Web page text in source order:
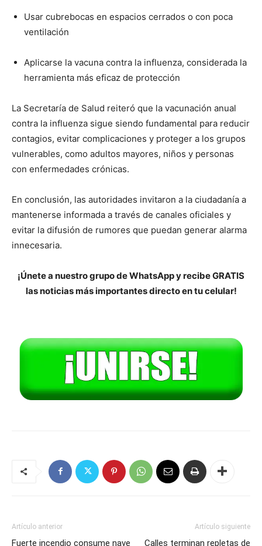
Usar cubrebocas en espacios cerrados o con poca
ventilación
Aplicarse la vacuna contra la influenza, considerada la
herramienta más eficaz de protección
La Secretaría de Salud reiteró que la vacunación anual
contra la influenza sigue siendo fundamental para reducir
contagios, evitar complicaciones y proteger a los grupos
vulnerables, como adultos mayores, niños y personas
con enfermedades crónicas.
En conclusión, las autoridades invitaron a la ciudadanía a
mantenerse informada a través de canales oficiales y
evitar la difusión de rumores que puedan generar alarma
innecesaria.
¡Únete a nuestro grupo de WhatsApp y recibe GRATIS
las noticias más importantes directo en tu celular!
Artículo anterior
Fuerte incendio consume nave
Artículo siguiente
Calles terminan repletas de